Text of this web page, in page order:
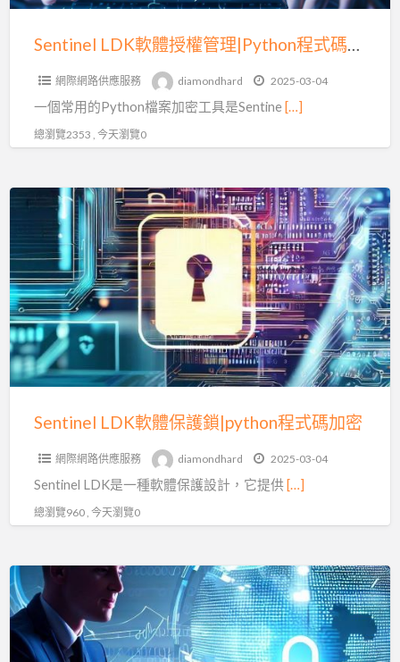
程
Sentinel LDK軟體授權管理|Python程式碼加密|防篡改
網際網路供應服務 diamondhard 2025-03-04
一個常用的Python檔案加密工具是Sentine […]
總瀏覽2353 , 今天瀏覽0
Sentinel
軟
體
保
護
鎖|python
程
式
Sentinel LDK軟體保護鎖|python程式碼加密
網際網路供應服務 diamondhard 2025-03-04
Sentinel LDK是一種軟體保護設計，它提供[…]
總瀏覽960 , 今天瀏覽0
Python
程
式
碼